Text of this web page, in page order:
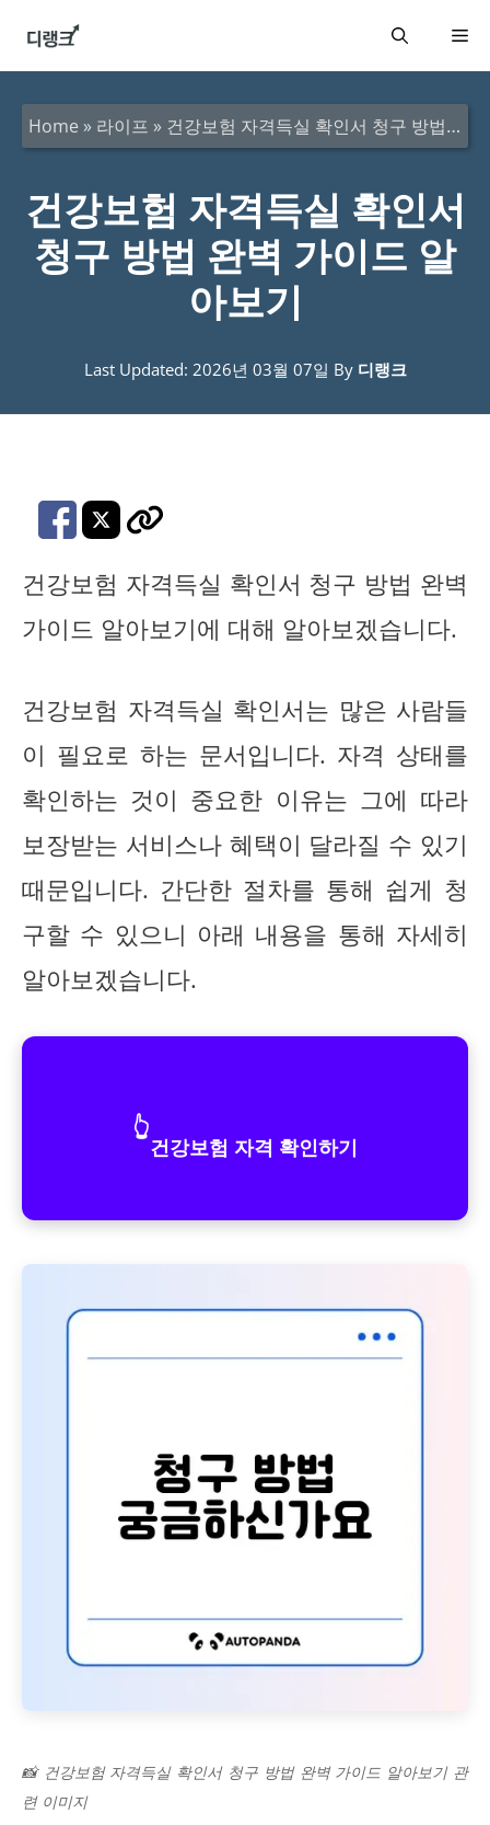
메
Home » 라이프 » 건강보험 자격득실 확인서 청구 방법 완벽 가이드 알아보기
건강보험 자격득실 확인서
청구 방법 완벽 가이드 알
아보기
Last Updated: 2026년 03월 07일 By 디랭크
건강보험 자격득실 확인서 청구 방법 완벽
가이드 알아보기에 대해 알아보겠습니다.
건강보험 자격득실 확인서는 많은 사람들
이 필요로 하는 문서입니다. 자격 상태를
확인하는 것이 중요한 이유는 그에 따라
보장받는 서비스나 혜택이 달라질 수 있기
때문입니다. 간단한 절차를 통해 쉽게 청
구할 수 있으니 아래 내용을 통해 자세히
알아보겠습니다.
👆
건강보험 자격 확인하기
📸 건강보험 자격득실 확인서 청구 방법 완벽 가이드 알아보기 관
련 이미지